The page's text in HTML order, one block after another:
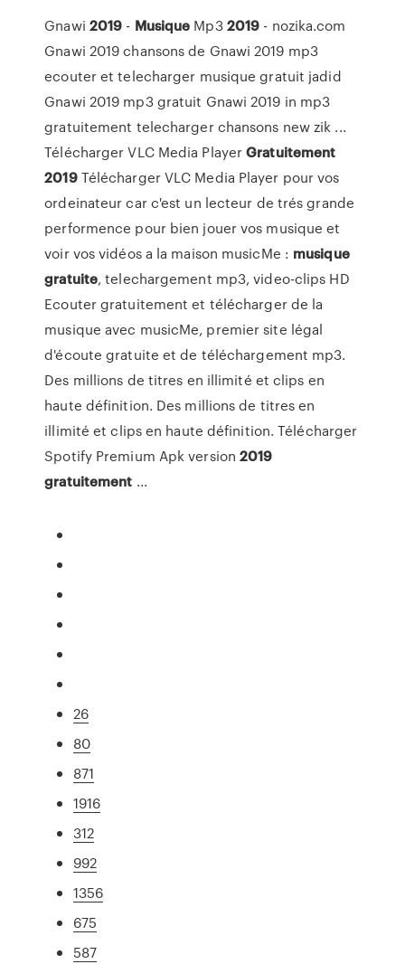
Gnawi 2019 - Musique Mp32019 - nozika.com
Gnawi 2019 chansons de Gnawi 2019 mp3
ecouter et telecharger musique gratuit jadid
Gnawi 2019 mp3 gratuit Gnawi 2019 in mp3
gratuitement telecharger chansons new zik ...
Télécharger VLC Media PlayerGratuitement
2019Télécharger VLC Media Player pour vos
ordeinateur car c'est un lecteur de trés grande
performence pour bien jouer vos musique et
voir vos vidéos a la maison musicMe : musique
gratuite, telechargement mp3, video-clips HD
Ecouter gratuitement et télécharger de la
musique avec musicMe, premier site légal
d'écoute gratuite et de téléchargement mp3.
Des millions de titres en illimité et clips en
haute définition. Des millions de titres en
illimité et clips en haute définition. Télécharger
Spotify Premium Apk version2019
gratuitement ...
26
80
871
1916
312
992
1356
675
587